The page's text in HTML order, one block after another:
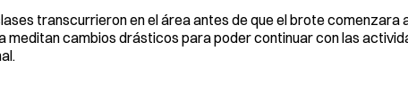
transcurrieron en el área antes de que el brote comenzara
meditan cambios drásticos para poder continuar con las